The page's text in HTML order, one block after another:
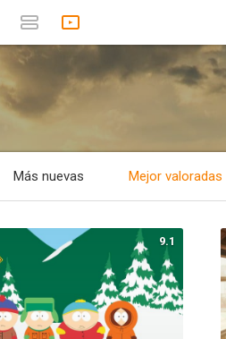
Más nuevas Mejor valoradas
9.1